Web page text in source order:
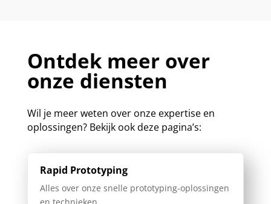
Ontdek meer over
onze diensten
Wil je meer weten over onze expertise en
oplossingen? Bekijk ook deze pagina’s:
Rapid Prototyping
Alles over onze snelle prototyping-oplossingen